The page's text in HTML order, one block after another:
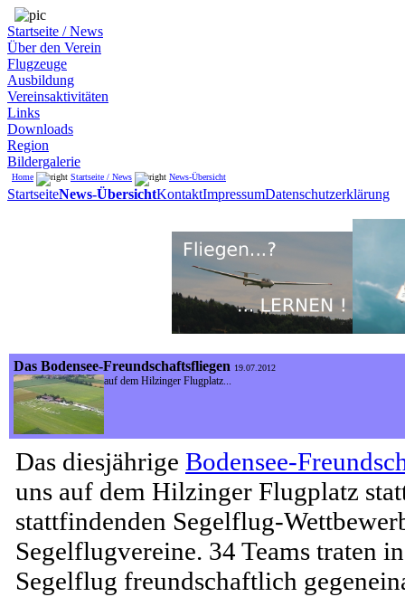
Startseite / News
Über den Verein
Flugzeuge
Ausbildung
Vereinsaktivitäten
Links
Downloads
Region
Bildergalerie
Home Startseite / News News-Übersicht
StartseiteNews-ÜbersichtKontaktImpressumDatenschutzerklärung
Das Bodensee-Freundschaftsfliegen 19.07.2012
auf dem Hilzinger Flugplatz...
Das diesjährige Bodensee-
uns auf dem Hilzinger Flugplatz
stattfindenden Segelflug-
Segelflugvereine. 34 Teams traten
Segelflug freundschaftlich